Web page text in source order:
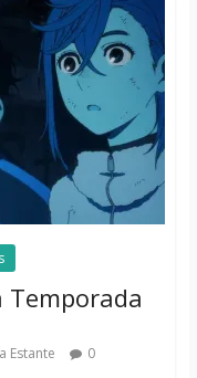
Temporada
Estante 0